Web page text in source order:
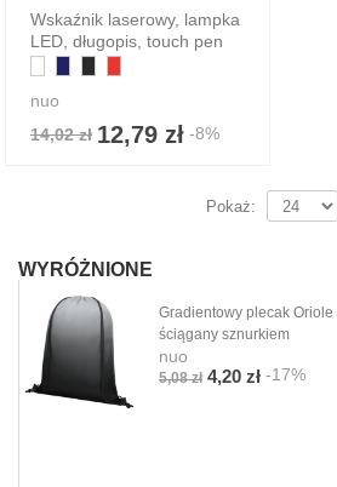
Wskaźnik laserowy, lampka
LED, długopis, touch pen
nuo
14,02 zł 12,79 zł -8%
Pokaż:
WYRÓŻNIONE
Gradientowy plecak Oriole
ściągany sznurkiem
nuo
5,08 zł 4,20 zł -17%